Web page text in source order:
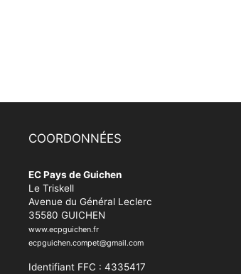
COORDONNÉES
EC Pays de Guichen
Le Triskell
Avenue du Général Leclerc
35580 GUICHEN
www.ecpguichen.fr
ecpguichen.compet@gmail.com
Identifiant FFC : 4335417